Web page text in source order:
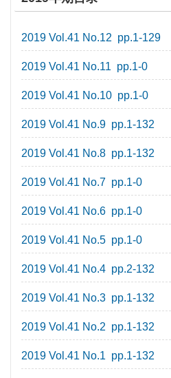
2019 Vol.41 No.12 pp.1-129
2019 Vol.41 No.11 pp.1-0
2019 Vol.41 No.10 pp.1-0
2019 Vol.41 No.9 pp.1-132
2019 Vol.41 No.8 pp.1-132
2019 Vol.41 No.7 pp.1-0
2019 Vol.41 No.6 pp.1-0
2019 Vol.41 No.5 pp.1-0
2019 Vol.41 No.4 pp.2-132
2019 Vol.41 No.3 pp.1-132
2019 Vol.41 No.2 pp.1-132
2019 Vol.41 No.1 pp.1-132